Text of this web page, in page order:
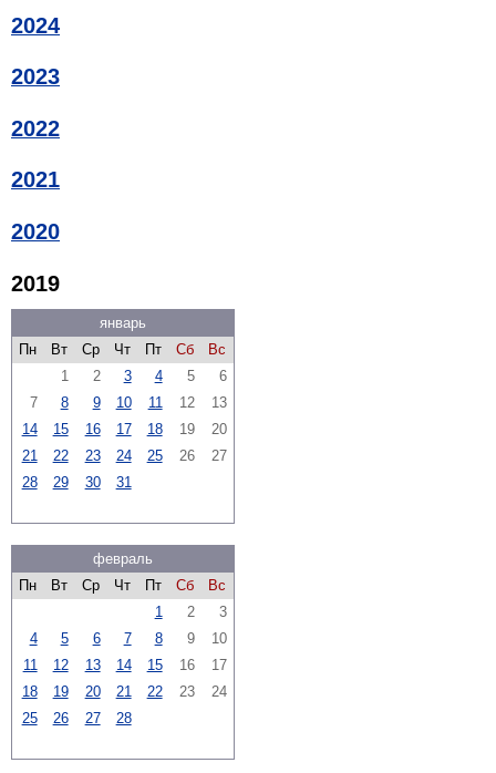
2024
2023
2022
2021
2020
2019
январь
Пн
Вт Ср Чт Пт Сб
Вс
1
2 3 4 5
6
7
8 9 10 11 12
13
14
15 16 17 18 19
20
21
22 23 24 25 26
27
28
29 30 31
февраль
Пн
Вт Ср Чт Пт Сб
Вс
1
2
3
4
5 6 7 8 9
10
11
12 13 14 15 16
17
18
19 20 21 22 23
24
25
26 27 28